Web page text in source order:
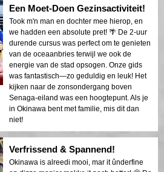
Een Moet-Doen Gezinsactiviteit!
Took m'n man en dochter mee hierop, en
we hadden een absolute pret! 🌴 De 2-uur
durende cursus was perfect om te genieten
van de oceaanbries terwijl we ook de
energie van de stad opsogen. Onze gids
was fantastisch—zo geduldig en leuk! Het
kijken naar de zonsondergang boven
Senaga-eiland was een hoogtepunt. Als je
in Okinawa bent met familie, mis dit dan
niet!
Verfrissend & Spannend!
Okinawa is alreedi mooi, mar it ûnderfine